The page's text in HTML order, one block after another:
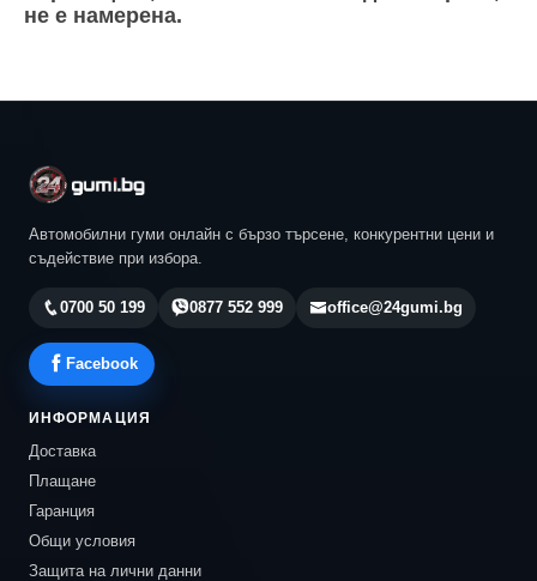
не е намерена.
Автомобилни гуми онлайн с бързо търсене, конкурентни цени и
съдействие при избора.
0700 50 199 0877 552 999 office@24gumi.bg
Facebook
ИНФОРМАЦИЯ
Доставка
Плащане
Гаранция
Общи условия
Защита на лични данни